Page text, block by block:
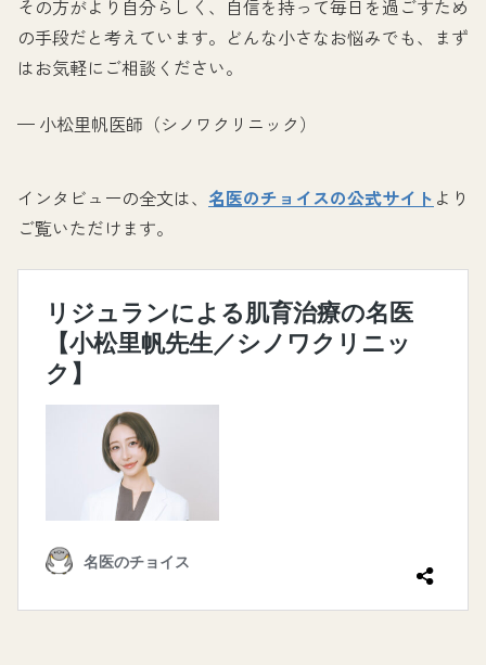
その方がより自分らしく、自信を持って毎日を過ごすため
の手段だと考えています。どんな小さなお悩みでも、まず
はお気軽にご相談ください。
— 小松里帆医師（シノワクリニック）
インタビューの全文は、 名医のチョイスの公式サイト より
ご覧いただけます。